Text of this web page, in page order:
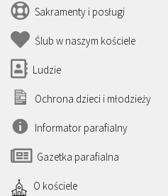
Sakramenty i posługi
Ślub w naszym kościele
Ludzie
Ochrona dzieci i młodzieży
Informator parafialny
Gazetka parafialna
O kościele